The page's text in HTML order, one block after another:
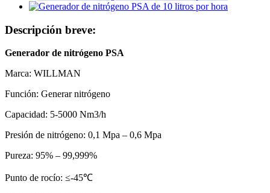
Descripción breve:
Generador de nitrógeno PSA
Marca: WILLMAN
Función: Generar nitrógeno
Capacidad: 5-5000 Nm3/h
Presión de nitrógeno: 0,1 Mpa – 0,6 Mpa
Pureza: 95% – 99,999%
Punto de rocío: ≤-45℃